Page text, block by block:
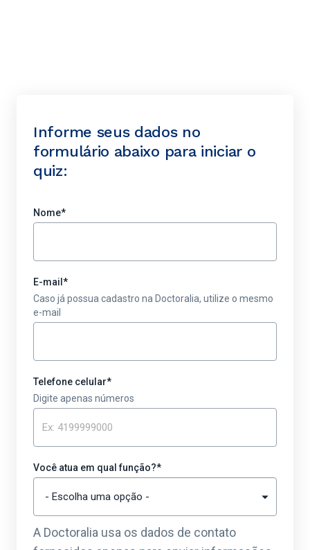
Informe seus dados no
formulário abaixo para iniciar o
quiz:
Nome*
E-mail *
Caso já possua cadastro na Doctoralia, utilize o mesmo
e-mail
Telefone celular*
Digite apenas números
Você atua em qual função?*
A Doctoralia usa os dados de contato